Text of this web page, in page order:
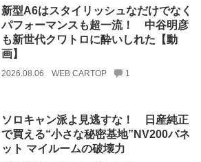
新型A6はスタイリッシュなだけでなく
パフォーマンスも超一流！ 中谷明彦
も新世代クワトロに酔いしれた【動
画】
2026.08.06 WEB CARTOP 1
ソロキャン派よ見逃すな！ 日産純正
で買える“小さな秘密基地”NV200バネ
ット マイルームの破壊力